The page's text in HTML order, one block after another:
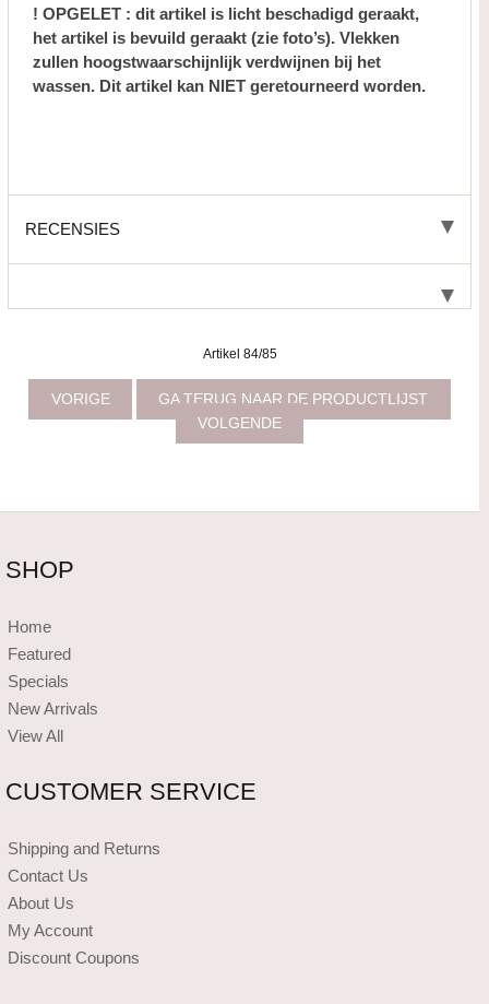
! OPGELET : dit artikel is licht beschadigd geraakt,
het artikel is bevuild geraakt (zie foto’s). Vlekken
zullen hoogstwaarschijnlijk verdwijnen bij het
wassen. Dit artikel kan NIET geretourneerd worden.
RECENSIES
Artikel 84/85
VORIGE
GA TERUG NAAR DE PRODUCTLIJST
VOLGENDE
SHOP
Home
Featured
Specials
New Arrivals
View All
CUSTOMER SERVICE
Shipping and Returns
Contact Us
About Us
My Account
Discount Coupons